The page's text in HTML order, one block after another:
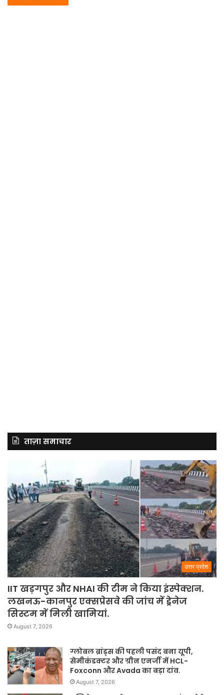
ताज़ा समाचार
उत्तर प्रदेश
IIT खड़गपुर और NHAI की टीम ने किया इंस्पेक्शन.
लखनऊ-कानपुर एक्सप्रेसवे की जांच में ड्रेनेज
सिस्टम में मिली खामियां.
August 7, 2026
ग्लोबल ब्रांड्स की पहली पसंद बना यूपी,
सेमीकंडक्टर और ग्रीन एनर्जी में HCL-
Foxconn और Avada का बड़ा दांव.
August 7, 2026